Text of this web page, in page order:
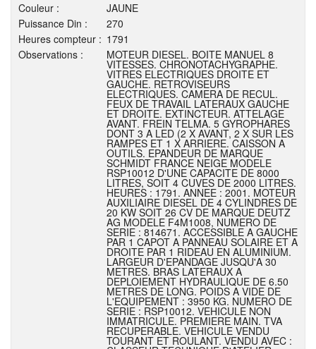
Couleur :
JAUNE
Puissance Din :
270
Heures compteur : 1791
Observations :
MOTEUR DIESEL. BOITE MANUEL 8
VITESSES. CHRONOTACHYGRAPHE.
VITRES ELECTRIQUES DROITE ET
GAUCHE. RETROVISEURS
ELECTRIQUES. CAMERA DE RECUL.
FEUX DE TRAVAIL LATERAUX GAUCHE
ET DROITE. EXTINCTEUR. ATTELAGE
AVANT. FREIN TELMA. 5 GYROPHARES
DONT 3 A LED (2 X AVANT, 2 X SUR LES
RAMPES ET 1 X ARRIERE. CAISSON A
OUTILS. EPANDEUR DE MARQUE
SCHMIDT FRANCE NEIGE MODELE
RSP10012 D'UNE CAPACITE DE 8000
LITRES, SOIT 4 CUVES DE 2000 LITRES.
HEURES : 1791. ANNEE : 2001. MOTEUR
AUXILIAIRE DIESEL DE 4 CYLINDRES DE
20 KW SOIT 26 CV DE MARQUE DEUTZ
AG MODELE F4M1008, NUMERO DE
SERIE : 814671. ACCESSIBLE A GAUCHE
PAR 1 CAPOT A PANNEAU SOLAIRE ET A
DROITE PAR 1 RIDEAU EN ALUMINIUM.
LARGEUR D'EPANDAGE JUSQU'A 30
METRES. BRAS LATERAUX A
DEPLOIEMENT HYDRAULIQUE DE 6.50
METRES DE LONG. POIDS A VIDE DE
L'EQUIPEMENT : 3950 KG. NUMERO DE
SERIE : RSP10012. VEHICULE NON
IMMATRICULE. PREMIERE MAIN. TVA
RECUPERABLE. VEHICULE VENDU
TOURANT ET ROULANT. VENDU AVEC :